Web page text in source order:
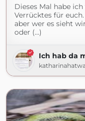
Dieses Mal habe
Verrücktes für
aber wer es sieht
oder (...)
Ich hab da